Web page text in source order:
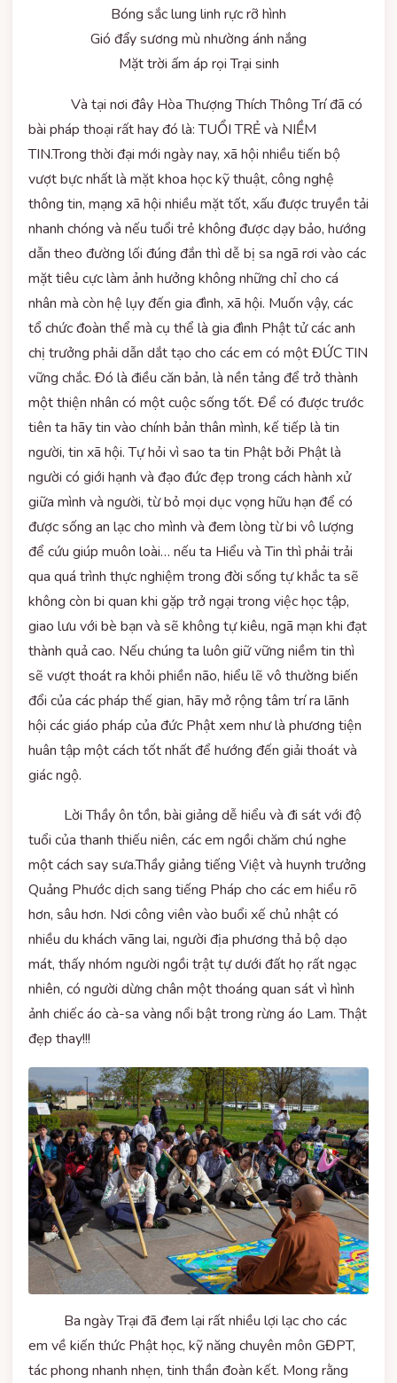
Bóng sắc lung linh rực rỡ hình
Gió đẩy sương mù nhường ánh nắng
Mặt trời ấm áp rọi Trại sinh
Và tại nơi đây Hòa Thượng Thích Thông Trí đã có
bài pháp thoại rất hay đó là: TUỔI TRẺ và NIỀM
TIN.Trong thời đại mới ngày nay, xã hội nhiều tiến bộ
vượt bực nhất là mặt khoa học kỹ thuật, công nghệ
thông tin, mạng xã hội nhiều mặt tốt, xấu được truyền tải
nhanh chóng và nếu tuổi trẻ không được dạy bảo, hướng
dẫn theo đường lối đúng đắn thì dễ bị sa ngã rơi vào các
mặt tiêu cực làm ảnh hưởng không những chỉ cho cá
nhân mà còn hệ lụy đến gia đình, xã hội. Muốn vậy, các
tổ chức đoàn thể mà cụ thể là gia đình Phật tử các anh
chị trưởng phải dẫn dắt tạo cho các em có một ĐỨC TIN
vững chắc. Đó là điều căn bản, là nền tảng để trở thành
một thiện nhân có một cuộc sống tốt. Để có được trước
tiên ta hãy tin vào chính bản thân mình, kế tiếp là tin
người, tin xã hội. Tự hỏi vì sao ta tin Phật bởi Phật là
người có giới hạnh và đạo đức đẹp trong cách hành xử
giữa mình và người, từ bỏ mọi dục vọng hữu hạn để có
được sống an lạc cho mình và đem lòng từ bi vô lượng
để cứu giúp muôn loài… nếu ta Hiểu và Tin thì phải trải
qua quá trình thực nghiệm trong đời sống tự khắc ta sẽ
không còn bi quan khi gặp trở ngại trong việc học tập,
giao lưu với bè bạn và sẽ không tự kiêu, ngã mạn khi đạt
thành quả cao. Nếu chúng ta luôn giữ vững niềm tin thì
sẽ vượt thoát ra khỏi phiền não, hiểu lẽ vô thường biến
đổi của các pháp thế gian, hãy mở rộng tâm trí ra lãnh
hội các giáo pháp của đức Phật xem như là phương tiện
huân tập một cách tốt nhất để hướng đến giải thoát và
giác ngộ.
Lời Thầy ôn tồn, bài giảng dễ hiểu và đi sát với độ
tuổi của thanh thiếu niên, các em ngồi chăm chú nghe
một cách say sưa.Thầy giảng tiếng Việt và huynh trưởng
Quảng Phước dịch sang tiếng Pháp cho các em hiểu rõ
hơn, sâu hơn. Nơi công viên vào buổi xế chủ nhật có
nhiều du khách vãng lai, người địa phương thả bộ dạo
mát, thấy nhóm người ngồi trật tự dưới đất họ rất ngạc
nhiên, có người dừng chân một thoáng quan sát vì hình
ảnh chiếc áo cà-sa vàng nổi bật trong rừng áo Lam. Thật
đẹp thay!!!
Ba ngày Trại đã đem lại rất nhiều lợi lạc cho các
em về kiến thức Phật học, kỹ năng chuyên môn GĐPT,
tác phong nhanh nhẹn, tinh thần đoàn kết. Mong rằng